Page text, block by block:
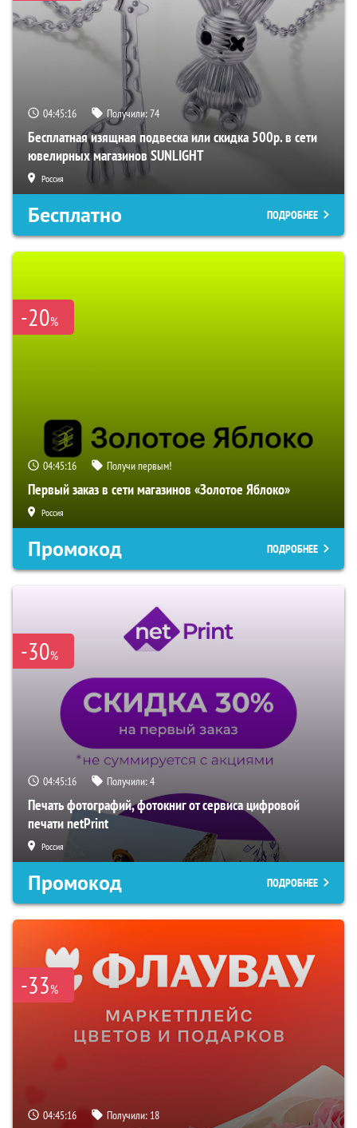
04:45:15 Получили:74
Бесплатная изящная подвеска или скидка 500р. в сети
ювелирных магазинов SUNLIGHT
Россия
Бесплатно ПОДРОБНЕЕ
-20%
04:45:15 Получи первым!
Первый заказ в сети магазинов «Золотое Яблоко»
Россия
Промокод ПОДРОБНЕЕ
-30%
04:45:15 Получили:4
Печать фотографий, фотокниг от сервиса цифровой
печати netPrint
Россия
Промокод ПОДРОБНЕЕ
-33%
04:45:15 Получили: 18